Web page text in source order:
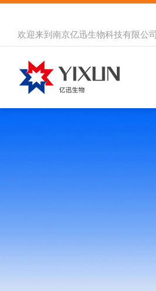
欢迎来到 南京亿迅生物科技有限公司